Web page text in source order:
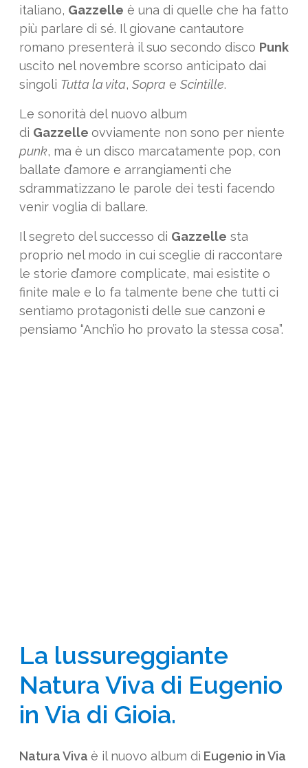
italiano, Gazzelle è una di quelle che ha fatto
più parlare di sé. Il giovane cantautore
romano presenterà il suo secondo disco Punk
uscito nel novembre scorso anticipato dai
singoli Tutta la vita, Sopra e Scintille.
Le sonorità del nuovo album
di Gazzelle ovviamente non sono per niente
punk, ma è un disco marcatamente pop, con
ballate d’amore e arrangiamenti che
sdrammatizzano le parole dei testi facendo
venir voglia di ballare.
Il segreto del successo di Gazzelle sta
proprio nel modo in cui sceglie di raccontare
le storie d’amore complicate, mai esistite o
finite male e lo fa talmente bene che tutti ci
sentiamo protagonisti delle sue canzoni e
pensiamo “Anch’io ho provato la stessa cosa”.
La lussureggiante
Natura Viva di Eugenio
in Via di Gioia.
Natura Viva è il nuovo album di Eugenio in Via